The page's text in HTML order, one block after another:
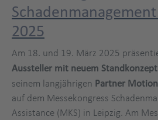
2025
Am 18. und 19. März 2025
Aussteller mit neuem
seinem langjährigen Partner
auf dem Messekongress
Assistance (MKS) in Leipzig. Am